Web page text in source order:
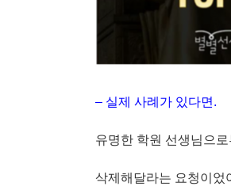
– 실제 사례가 있다면.
유명한 학원 선생님으
삭제해달라는 요청이었